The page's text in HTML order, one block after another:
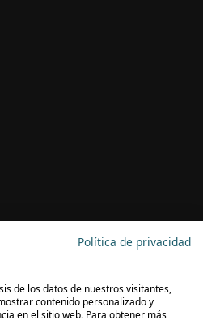
Política de privacidad
de los datos de nuestros visitantes,
contenido personalizado y
en el sitio web. Para obtener más